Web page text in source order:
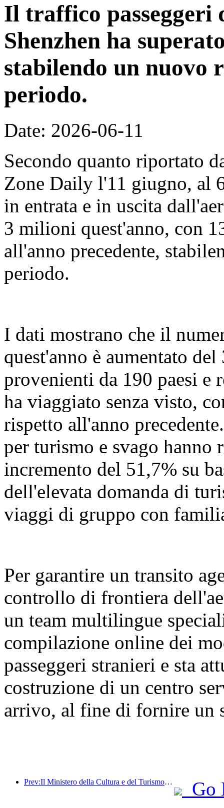
Il traffico passeggeri
Shenzhen ha
stabilendo un nuovo
periodo.
Date: 2026-06-11
Secondo quanto riportato
Zone Daily l'11 giugno, al
in entrata e in uscita
3 milioni quest'anno, con
all'anno precedente,
periodo.
I dati mostrano che il
quest'anno è aumentato
provenienti da 190 paesi e
ha viaggiato senza visto,
rispetto all'anno
per turismo e svago hanno
incremento del 51,7% su
dell'elevata domanda di
viaggi di gruppo con
Per garantire un transito
controllo di frontiera
un team multilingue
compilazione online dei
passeggeri stranieri e sta
costruzione di un centro
arrivo, al fine di fornire un
Prev:Il Ministero della Cultura e del Turismo ha riferito che nel 2025, 16.994 siti turistici di livello A hanno accolto 7,51 miliardi di visitatori, generando un fatturato turistico di 554,49 miliardi di yuan. Go